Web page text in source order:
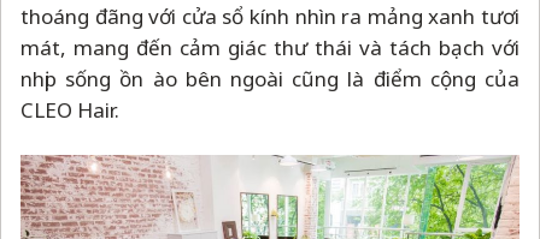
thoáng đãng với cửa sổ kính nhìn ra mảng xanh tươi
mát, mang đến cảm giác thư thái và tách bạch với
nhịp sống ồn ào bên ngoài cũng là điểm cộng của
CLEO Hair.